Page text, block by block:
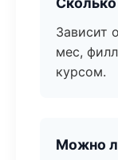
Зависит
мес,
курсом.
Можно